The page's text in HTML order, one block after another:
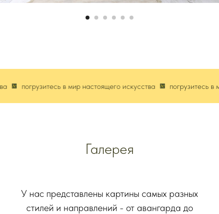
погрузитесь в мир настоящего искусства погрузитесь в
Галерея
У нас представлены картины самых разных
стилей и направлений - от авангарда до